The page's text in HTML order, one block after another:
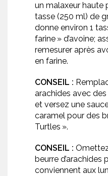
un malaxeur haute
tasse (250 ml) de
donne environ 1
farine » d’avoine;
remesurer après
en farine.
CONSEIL :
arachides avec
et versez une
caramel pour des
Turtles ».
CONSEIL :
beurre d’arachides
conviennent aux